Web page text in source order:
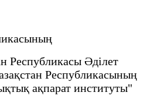
Республикасы Әділет
Республикасының
ақпарат институты"